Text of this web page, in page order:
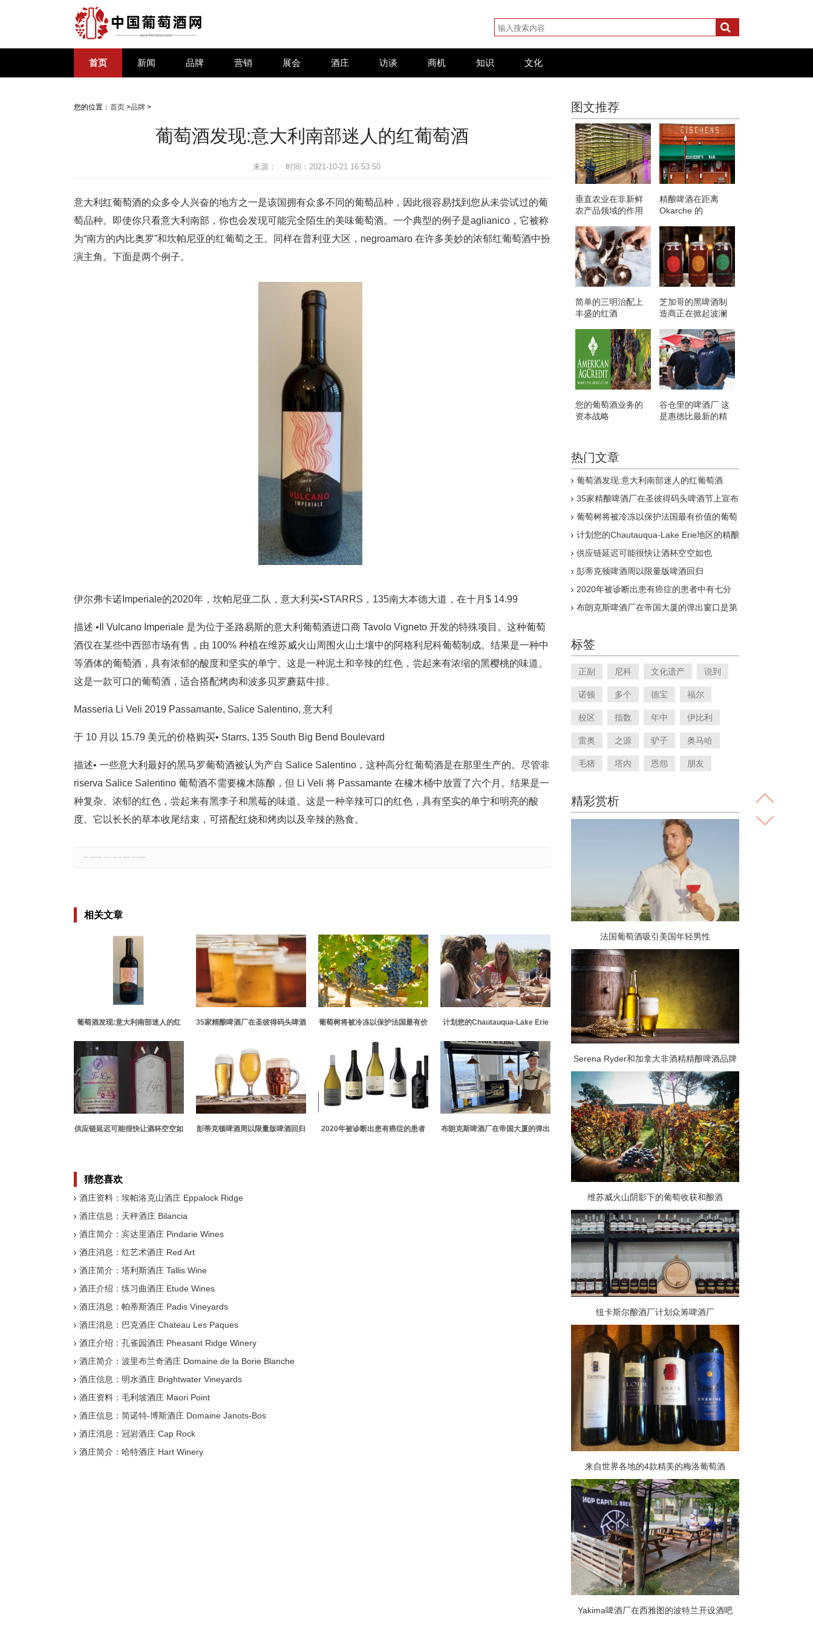
首页 新闻 品牌 营销 展会 酒庄 访谈 商机 知识 文化
您的位置： 首页 >品牌 >
葡萄酒发现:意大利南部迷人的红葡萄酒
来源： 时间：2021-10-21 16:53:50
意大利红葡萄酒的众多令人兴奋的地方之一是该国拥有众多不同的葡萄品种，因此很容易找到您从未尝试过的葡
萄品种。即使你只看意大利南部，你也会发现可能完全陌生的美味葡萄酒。一个典型的例子是aglianico，它被称
为“南方的内比奥罗”和坎帕尼亚的红葡萄之王。同样在普利亚大区，negroamaro 在许多美妙的浓郁红葡萄酒中扮
演主角。下面是两个例子。
伊尔弗卡诺Imperiale的2020年，坎帕尼亚二队，意大利买•STARRS，135南大本德大道，在十月$ 14.99
描述 •Il Vulcano Imperiale 是为位于圣路易斯的意大利葡萄酒进口商 Tavolo Vigneto 开发的特殊项目。这种葡萄
酒仅在某些中西部市场有售，由 100% 种植在维苏威火山周围火山土壤中的阿格利尼科葡萄制成。结果是一种中
等酒体的葡萄酒，具有浓郁的酸度和坚实的单宁。这是一种泥土和辛辣的红色，尝起来有浓缩的黑樱桃的味道。
这是一款可口的葡萄酒，适合搭配烤肉和波多贝罗蘑菇牛排。
Masseria Li Veli 2019 Passamante, Salice Salentino, 意大利
于 10 月以 15.79 美元的价格购买• Starrs, 135 South Big Bend Boulevard
描述• 一些意大利最好的黑马罗葡萄酒被认为产自 Salice Salentino，这种高分红葡萄酒是在那里生产的。尽管非
riserva Salice Salentino 葡萄酒不需要橡木陈酿，但 Li Veli 将 Passamante 在橡木桶中放置了六个月。结果是一
种复杂、浓郁的红色，尝起来有黑李子和黑莓的味道。这是一种辛辣可口的红色，具有坚实的单宁和明亮的酸
度。它以长长的草本收尾结束，可搭配红烧和烤肉以及辛辣的熟食。
相关文章
葡萄酒发现:意大利南部迷人的红
35家精酿啤酒厂在圣彼得码头啤酒
葡萄树将被冷冻以保护法国最有价
计划您的Chautauqua-Lake Erie
供应链延迟可能很快让酒杯空空如
彭蒂克顿啤酒周以限量版啤酒回归
2020年被诊断出患有癌症的患者
布朗克斯啤酒厂在帝国大厦的弹出
猜您喜欢
酒庄资料：埃帕洛克山酒庄 Eppalock Ridge
酒庄信息：天秤酒庄 Bilancia
酒庄简介：宾达里酒庄 Pindarie Wines
酒庄消息：红艺术酒庄 Red Art
酒庄简介：塔利斯酒庄 Tallis Wine
酒庄介绍：练习曲酒庄 Etude Wines
酒庄消息：帕蒂斯酒庄 Padis Vineyards
酒庄消息：巴克酒庄 Chateau Les Paques
酒庄介绍：孔雀园酒庄 Pheasant Ridge Winery
酒庄简介：波里布兰奇酒庄 Domaine de la Borie Blanche
酒庄信息：明水酒庄 Brightwater Vineyards
酒庄资料：毛利坡酒庄 Maori Point
酒庄信息：简诺特-博斯酒庄 Domaine Janots-Bos
酒庄消息：冠岩酒庄 Cap Rock
酒庄简介：哈特酒庄 Hart Winery
图文推荐
垂直农业在非新鲜
农产品领域的作用
精酿啤酒在距离
Okarche 的
个街区远的地方就
进入了美食画面
简单的三明治配上
丰盛的红酒
芝加哥的黑啤酒制
造商正在掀起波澜
您的葡萄酒业务的
资本战略
谷仓里的啤酒厂 这
是惠德比最新的精
热门文章
葡萄酒发现:意大利南部迷人的红葡萄酒
35家精酿啤酒厂在圣彼得码头啤酒节上宣布
葡萄树将被冷冻以保护法国最有价值的葡萄
计划您的Chautauqua-Lake Erie地区的精酿
供应链延迟可能很快让酒杯空空如也
彭蒂克顿啤酒周以限量版啤酒回归
2020年被诊断出患有癌症的患者中有七分
布朗克斯啤酒厂在帝国大厦的弹出窗口是第
标签
正副 尼科 文化遗产 说到
诺顿 多个 德宝 福尔
校区 指数 年中 伊比利
雷奥 之源 驴子 奥马哈
毛猪 塔内 恩怨 朋友
精彩赏析
法国葡萄酒吸引美国年轻男性
Serena Ryder和加拿大非酒精精酿啤酒品牌
Libra联手帮助加拿大人找到平衡
维苏威火山阴影下的葡萄收获和酿酒
纽卡斯尔酿酒厂计划众筹啤酒厂
来自世界各地的4款精美的梅洛葡萄酒
Yakima啤酒厂在西雅图的波特兰开设酒吧